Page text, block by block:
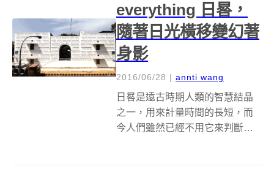
everything 日晷，
隨著日光橫移變幻著
身影
2016/06/28 | annti wang
日晷是遠古時期人類的智慧結晶
之一，用來計量時間的長短，而
今人們雖然已經不用它來判斷時